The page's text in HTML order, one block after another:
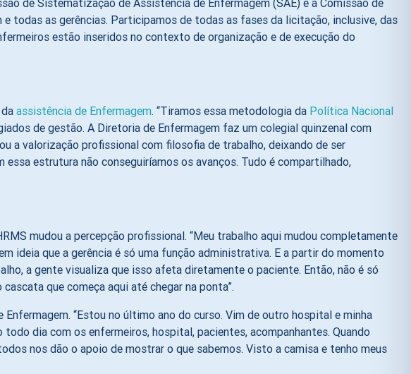
de Sistematização de Assistência de Enfermagem (SAE) e a Comissão de
todas as gerências. Participamos de todas as fases da licitação, inclusive, das
estão inseridos no contexto de organização e de execução do
assistência de Enfermagem. “Tiramos essa metodologia da Política Nacional
de gestão. A Diretoria de Enfermagem faz um colegial quinzenal com
a valorização profissional com filosofia de trabalho, deixando de ser
estrutura não conseguiríamos os avanços. Tudo é compartilhado,
mudou a percepção profissional. “Meu trabalho aqui mudou completamente
ideia que a gerência é só uma função administrativa. E a partir do momento
a gente visualiza que isso afeta diretamente o paciente. Então, não é só
que começa aqui até chegar na ponta”.
“Estou no último ano do curso. Vim de outro hospital e minha
dia com os enfermeiros, hospital, pacientes, acompanhantes. Quando
nos dão o apoio de mostrar o que sabemos. Visto a camisa e tenho meus